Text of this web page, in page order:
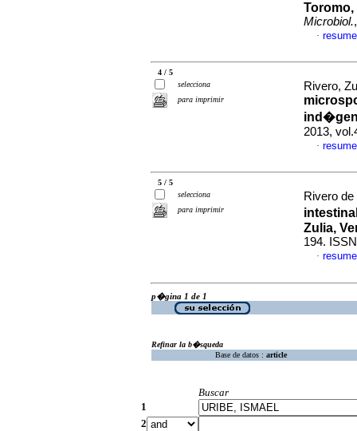
Toromo,
Microbiol.
·
4 / 5
selecciona
para imprimir
Rivero,
2013,
·
5 / 5
selecciona
para imprimir
Rivero
Zulia,
194.
·
p�gina 1 de 1
Refinar la b�squeda
Base de datos : article
Buscar
1
2